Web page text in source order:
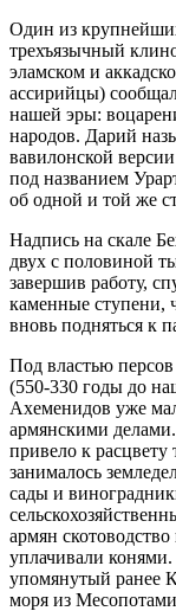
Один из
трехъязычный
эламском и
ассирийцы)
нашей эры:
народов. Дарий
вавилонской
под названием
об одной и той же
Надпись на скале
двух с половиной
завершив работу,
каменные ступени,
вновь подняться к
Под властью
(550-330 годы до
Ахеменидов уже
армянскими
привело к расцвету
занималось
сады и
армян
уплачивали
упомянутый ранее
моря из